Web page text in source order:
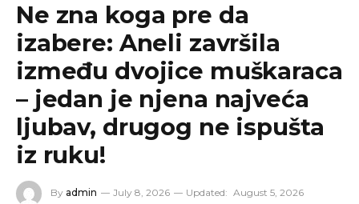
Ne zna koga pre da
izabere: Aneli završila
između dvojice muškaraca
– jedan je njena najveća
ljubav, drugog ne ispušta
iz ruku!
By admin July 8, 2026 Updated: August 5, 2026